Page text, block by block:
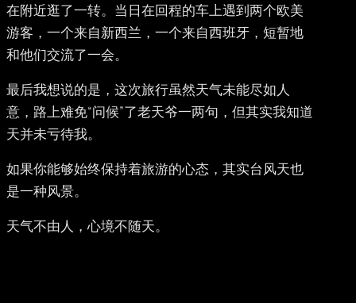
在附近逛了一转。当日在回程的车上遇到两个欧美
游客，一个来自新西兰，一个来自西班牙，短暂地
和他们交流了一会。
最后我想说的是，这次旅行虽然天气未能尽如人
意，路上难免“问候”了老天爷一两句，但其实我知道
天并未亏待我。
如果你能够始终保持着旅游的心态，其实台风天也
是一种风景。
天气不由人，心境不随天。